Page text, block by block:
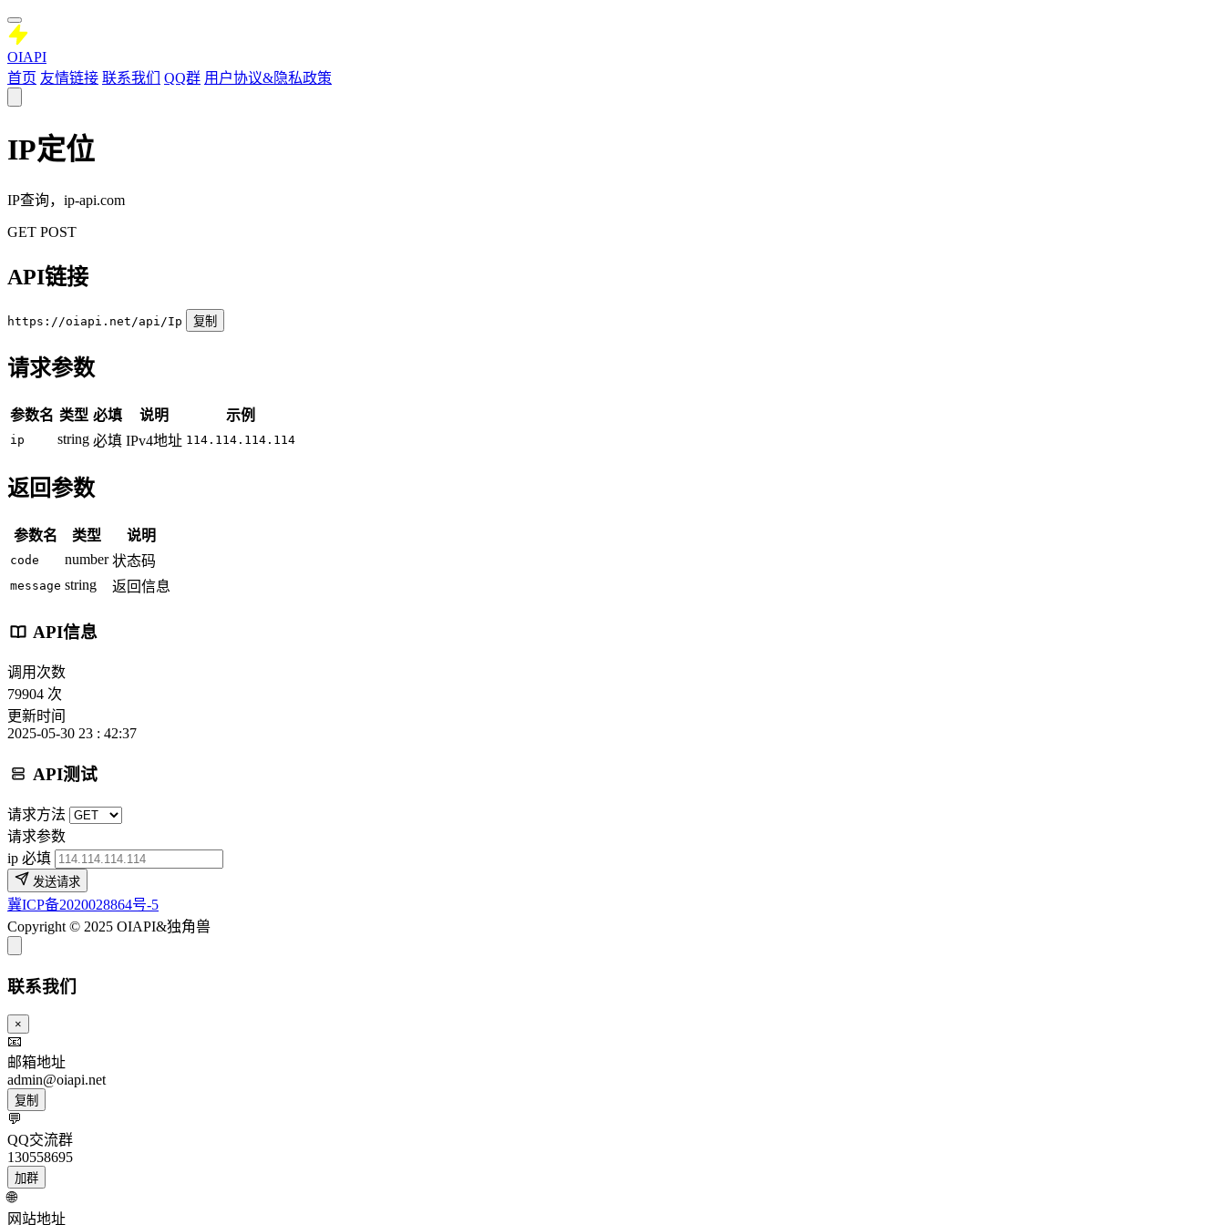
OIAPI
首页 友情链接 联系我们 QQ群 用户协议&隐私政策
IP定位
IP查询，ip-api.com
GET POST
API链接
https://oiapi.net/api/Ip 复制
请求参数
参数名 类型 必填 说明 示例
ip string 必填 IPv4地址 114.114.114.114
返回参数
参数名 类型 说明
code number 状态码
message string 返回信息
API信息
调用次数
79904 次
更新时间
2025-05-30 23 : 42:37
API测试
请求方法
请求参数
ip 必填
发送请求
冀ICP备2020028864号-5
Copyright © 2025 OIAPI&独角兽
联系我们
×
📧
邮箱地址
admin@oiapi.net
复制
💬
QQ交流群
130558695
加群
🌐
网站地址